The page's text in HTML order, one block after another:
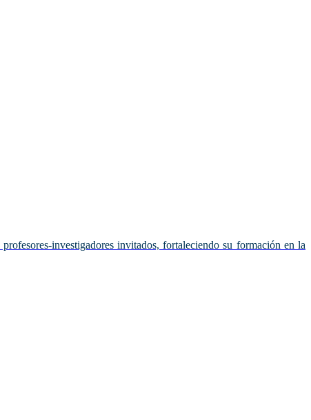
investigadores invitados, fortaleciendo su formación en la